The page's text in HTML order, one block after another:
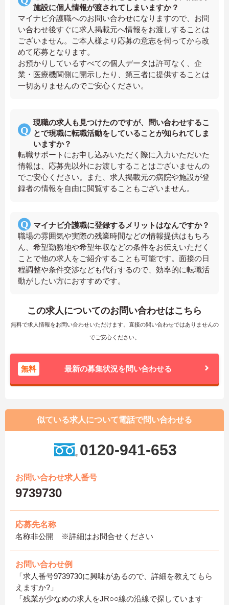
施設に個人情報が渡されてしまいますか？
マイナビ介護職へのお問い合わせになりますので、お問
い合わせ後すぐに求人掲載元へ情報をお渡しすることは
ございません。ご本人様より応募の意志を伺ってから改
めて応募となります。
お預かりしているすべての個人データは許可なく、企
業・医療機関側に開示したり、第三者に提供することは
一切ありませんのでご安心ください。
現職の求人も見つけたのですが、問い合わせするこ
とで現職に転職活動をしていることが知られてしま
いますか？
転職サポートにお申し込みいただく際に入力いただいた
情報は、応募先以外にお渡しすることはございませんの
でご安心ください。また、求人掲載元の病院や施設が登
録者の情報を自由に閲覧することもございません。
マイナビ介護職に登録するメリットはなんですか？
職場の雰囲気や実際の残業時間などの情報提供はもちろ
ん、希望勤務地や希望年収などの条件をお伝えいただく
ことで他の求人をご紹介することも可能です。面接の日
程調整や条件交渉なども代行するので、効率的に転職活
動がしたい方におすすめです。
この求人についてのお問い合わせはこちら
無料で求人情報をお問い合わせいただけます。直接の問い合わせではありませんの
でご安心ください。
無料 最新の募集状況を問い合わせる
似ている求人について電話で問い合わせる
0120-941-653
お問い合わせ求人番号
9739730
応募先名称
名称非公開 ※詳細はお問合せください
お問い合わせ例
「求人番号9739730に興味があるので、詳細を教えてもら
えますか?」
「残業が少なめの求人をJR○○線の沿線で探しています